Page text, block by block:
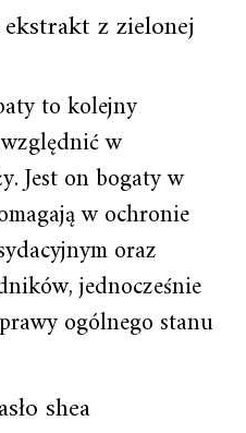
z zielonej
to kolejny
w
Jest on bogaty w
w ochronie
oraz
jednocześnie
ogólnego stanu
shea